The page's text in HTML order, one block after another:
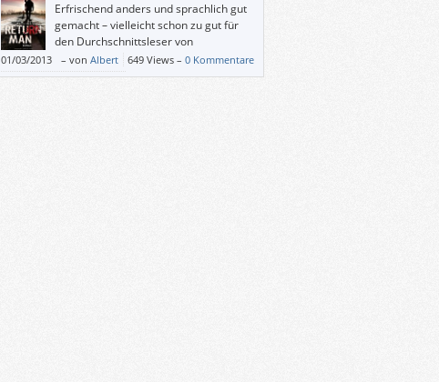
Erfrischend anders und sprachlich gut
gemacht – vielleicht schon zu gut für
den Durchschnittsleser von
Zombiegeschichten.
01/03/2013 – von Albert 649 Views – 0 Kommentare